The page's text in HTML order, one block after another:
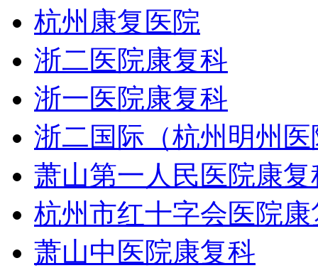
杭州康复医院
浙二医院康复科
浙一医院康复科
浙二国际（杭州明州
萧山第一人民医院康复
杭州市红十字会医院康
萧山中医院康复科